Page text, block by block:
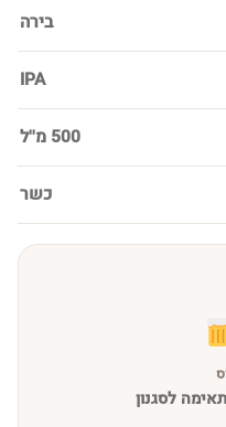
בירה
IPA
500 מ''ל
כשר
לסגנון